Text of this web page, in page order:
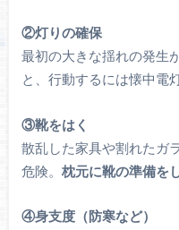
②灯りの確保
最初の大きな揺れの発生
と、行動するには懐中電
③靴をはく
散乱した家具や割れたガ
危険。 枕元に靴の準備を
④身支度（防寒など）